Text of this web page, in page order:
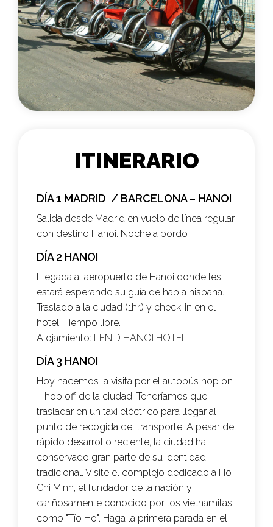
ITINERARIO
DÍA 1 MADRID / BARCELONA – HANOI
Salida desde Madrid en vuelo de línea regular
con destino Hanoi. Noche a bordo
DÍA 2 HANOI
Llegada al aeropuerto de Hanoi donde les
estará esperando su guía de habla hispana.
Traslado a la ciudad (1hr.) y check-in en el
hotel. Tiempo libre.
Alojamiento: LENID HANOI HOTEL
DÍA 3 HANOI
Hoy hacemos la visita por el autobús hop on
– hop off de la ciudad. Tendríamos que
trasladar en un taxi eléctrico para llegar al
punto de recogida del transporte. A pesar del
rápido desarrollo reciente, la ciudad ha
conservado gran parte de su identidad
tradicional. Visite el complejo dedicado a Ho
Chi Minh, el fundador de la nación y
cariñosamente conocido por los vietnamitas
como "Tío Ho". Haga la primera parada en el